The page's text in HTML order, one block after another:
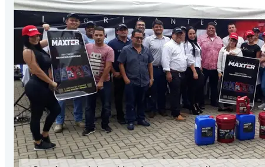
Presentación
3.78Lts
VER PRODUCTO